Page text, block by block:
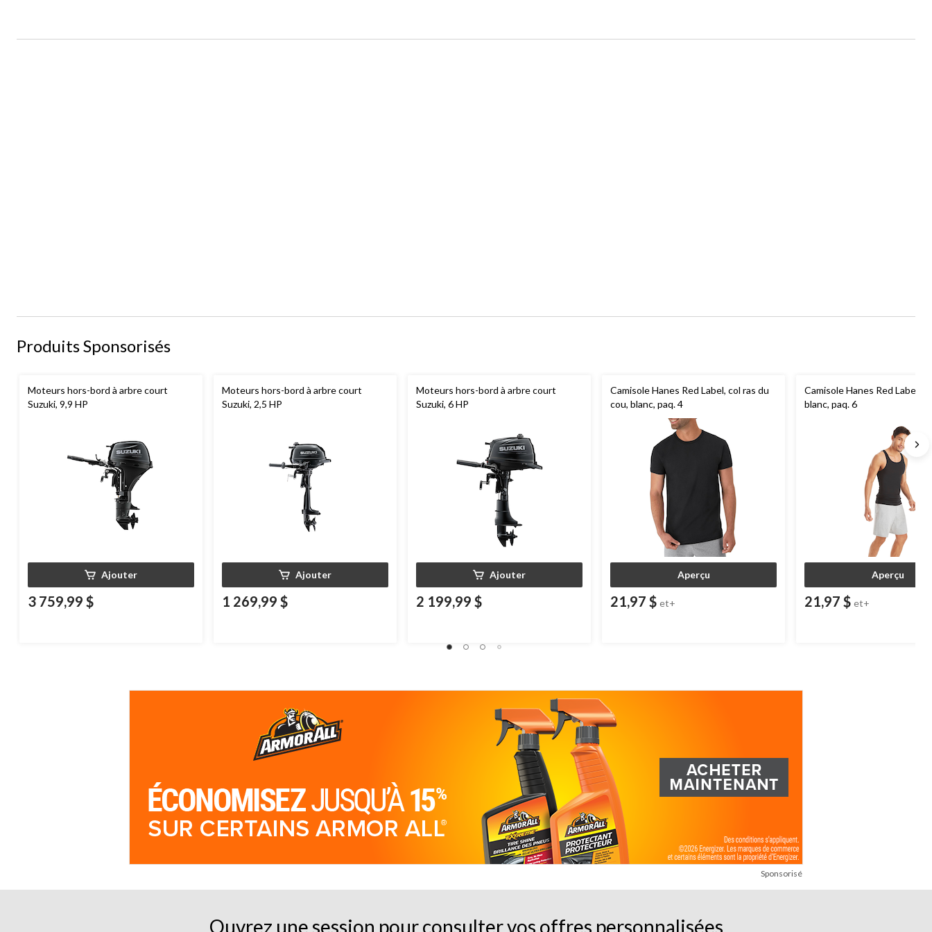
Produits Sponsorisés
Moteurs hors-bord à arbre court
Suzuki, 9,9 HP
Ajouter
3 759,99 $
Moteurs hors-bord à arbre court
Suzuki, 2,5 HP
Ajouter
1 269,99 $
Moteurs hors-bord à arbre court
Suzuki, 6 HP
Ajouter
2 199,99 $
Camisole Hanes Red Label, col ras du
cou, blanc, paq. 4
Aperçu
21,97 $ et+
Camisole Hanes Red Label,
blanc, paq. 6
Aperçu
21,97 $ et+
Sponsorisé
Ouvrez une session pour consulter vos offres personnalisées